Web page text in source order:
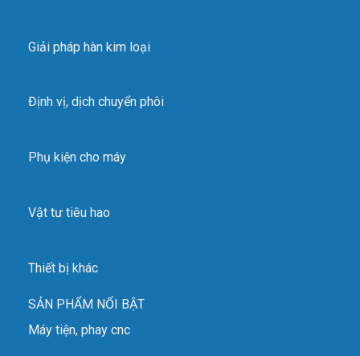
Giải pháp hàn kim loại
Định vị, dịch chuyển phôi
Phụ kiện cho máy
Vật tư tiêu hao
Thiết bị khác
SẢN PHẨM NỔI BẬT
Máy tiện, phay cnc